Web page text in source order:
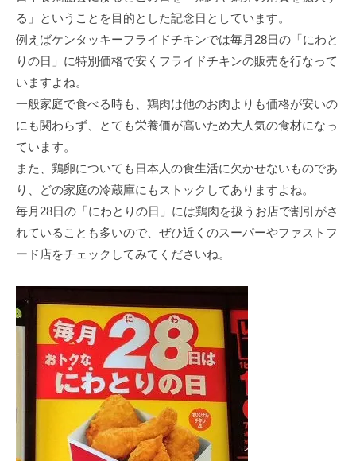
る」ということを⽬的とした記念⽇としています。
例えばケンタッキーフライドチキンでは毎⽉28⽇の「にわと
りの⽇」に特別価格で安くフライドチキンの販売を⾏なって
いますよね。
⼀般家庭で⾷べる時も、鶏⾁は他のお⾁よりも価格が安いの
にも関わらず、とても栄養価が⾼いため⼤⼈気の⾷材になっ
ています。
また、鶏卵についても⽇本⼈の⾷⽣活に⽋かせないものであ
り、どの家庭の冷蔵庫にもストックしてありますよね。
毎⽉28⽇の「にわとりの⽇」には鶏⾁を扱うお店で割引がさ
れていることも多いので、ぜひ近くのスーパーやファストフ
ード店をチェックしてみてくださいね。